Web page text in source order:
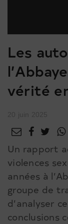
Les
vérité
Un rapport
violences
années à
groupe de
d’analyser
conclusions